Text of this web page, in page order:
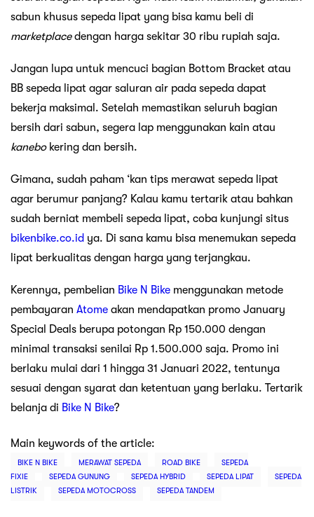
sabun khusus sepeda lipat yang bisa kamu beli di
marketplacedengan harga sekitar 30 ribu rupiah saja.
Jangan lupa untuk mencuci bagian Bottom Bracket atau
BB sepeda lipat agar saluran air pada sepeda dapat
bekerja maksimal. Setelah memastikan seluruh bagian
bersih dari sabun, segera lap menggunakan kain atau
kanebo kering dan bersih.
Gimana, sudah paham ‘kan tips merawat sepeda lipat
agar berumur panjang? Kalau kamu tertarik atau bahkan
sudah berniat membeli sepeda lipat, coba kunjungi situs
bikenbike.co.id ya. Di sana kamu bisa menemukan sepeda
lipat berkualitas dengan harga yang terjangkau.
Kerennya, pembelian Bike N Bike menggunakan metode
pembayaran Atome akan mendapatkan promo January
Special Deals berupa potongan Rp 150.000 dengan
minimal transaksi senilai Rp 1.500.000 saja. Promo ini
berlaku mulai dari 1 hingga 31 Januari 2022, tentunya
sesuai dengan syarat dan ketentuan yang berlaku. Tertarik
belanja di Bike N Bike?
Main keywords of the article:
BIKE N BIKE MERAWAT SEPEDA ROAD BIKE
SEPEDA
FIXIE
SEPEDA GUNUNG SEPEDA HYBRID SEPEDA LIPAT
SEPEDA
LISTRIK
SEPEDA MOTOCROSS SEPEDA TANDEM